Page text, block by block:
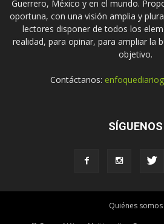
Guerrero, México y en el mundo.
oportuna, con una visión amplia y
lectores disponer de todos los
realidad, para opinar, para ampliar la
objetivo.
Contáctanos:
SÍGUENOS
Quiénes somos